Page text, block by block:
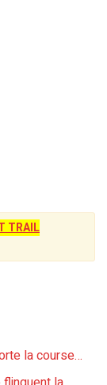
TRAIL
la course…